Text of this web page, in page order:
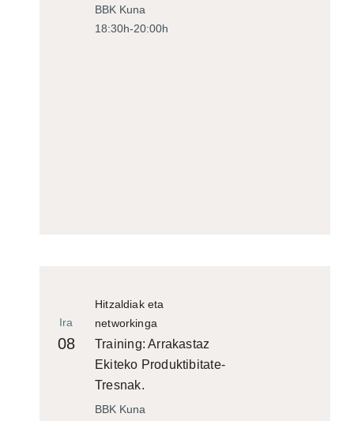
BBK Kuna
18:30h-20:00h
Hitzaldiak eta
networkinga
Ira
08
Training: Arrakastaz
Ekiteko Produktibitate-
Tresnak.
BBK Kuna